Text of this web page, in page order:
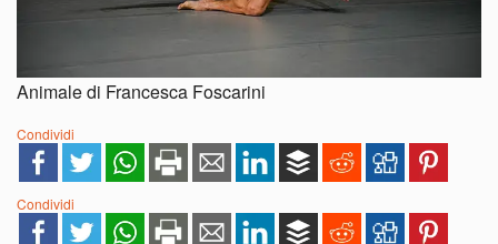
Animale di Francesca Foscarini
Condividi
Condividi